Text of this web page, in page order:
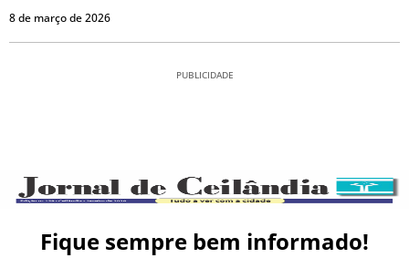
8 de março de 2026
PUBLICIDADE
Fique sempre bem informado!